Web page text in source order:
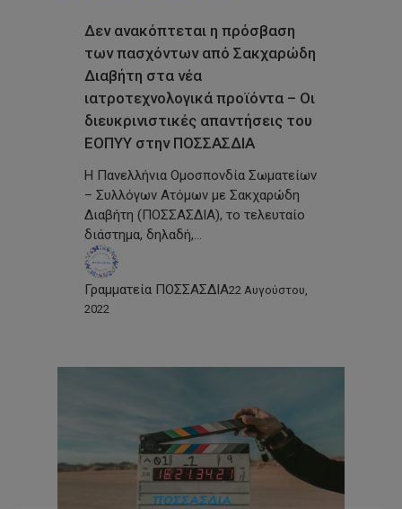
Δεν ανακόπτεται η πρόσβαση
των πασχόντων από Σακχαρώδη
Διαβήτη στα νέα
ιατροτεχνολογικά προϊόντα – Οι
διευκρινιστικές απαντήσεις του
ΕΟΠΥΥ στην ΠΟΣΣΑΣΔΙΑ
Η Πανελλήνια Ομοσπονδία Σωματείων
– Συλλόγων Ατόμων με Σακχαρώδη
Διαβήτη (ΠΟΣΣΑΣΔΙΑ), το τελευταίο
διάστημα, δηλαδή,…
Γραμματεία ΠΟΣΣΑΣΔΙΑ22 Αυγούστου,
2022